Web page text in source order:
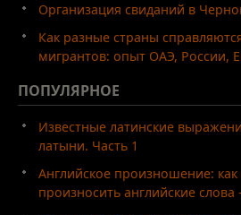
Организация свиданий в
Как разные страны
мигрантов: опыт ОАЭ, России,
ПОПУЛЯРНОЕ
Известные латинские
латыни. Часть 1
Английское произношение:
произносить английские слова